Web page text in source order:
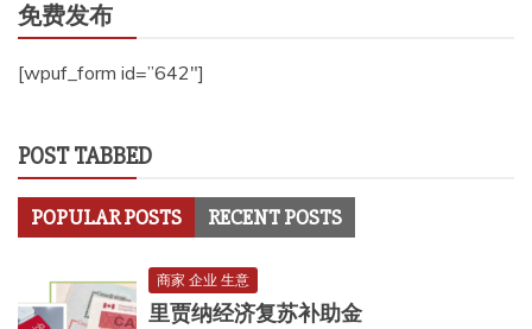
免费发布
[wpuf_form id=”642″]
POST TABBED
POPULAR POSTS RECENT POSTS
商家 企业 生意
里贾纳经济复苏补助金